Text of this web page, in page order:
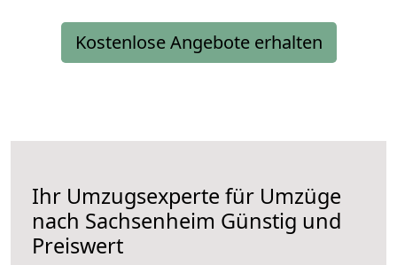
Kostenlose Angebote erhalten
Ihr Umzugsexperte für Umzüge
nach Sachsenheim Günstig und
Preiswert